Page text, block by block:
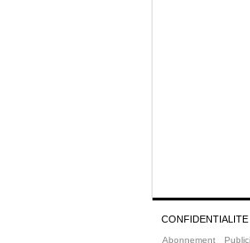
CONFIDENTIALITE
Abonnement